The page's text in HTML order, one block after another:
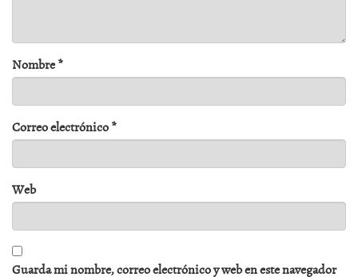
Nombre*
Correo electrónico*
Web
Guarda mi nombre, correo electrónico y web en este navegador